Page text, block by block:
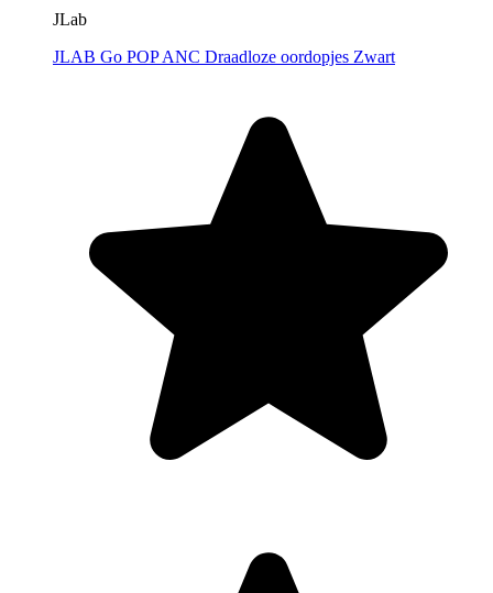
JLab
JLAB Go POP ANC Draadloze oordopjes Zwart